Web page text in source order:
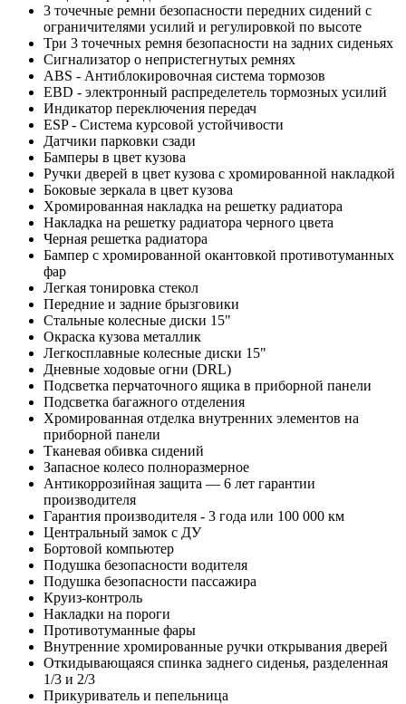
3 точечные ремни безопасности передних сидений с
ограничителями усилий и регулировкой по высоте
Три 3 точечных ремня безопасности на задних сиденьях
Сигнализатор о непристегнутых ремнях
ABS - Антиблокировочная система тормозов
EBD - электронный распределетель тормозных усилий
Индикатор переключения передач
ESP - Система курсовой устойчивости
Датчики парковки сзади
Бамперы в цвет кузова
Ручки дверей в цвет кузова с хромированной накладкой
Боковые зеркала в цвет кузова
Хромированная накладка на решетку радиатора
Накладка на решетку радиатора черного цвета
Черная решетка радиатора
Бампер с хромированной окантовкой противотуманных
фар
Легкая тонировка стекол
Передние и задние брызговики
Стальные колесные диски 15"
Окраска кузова металлик
Легкосплавные колесные диски 15"
Дневные ходовые огни (DRL)
Подсветка перчаточного ящика в приборной панели
Подсветка багажного отделения
Хромированная отделка внутренних элементов на
приборной панели
Тканевая обивка сидений
Запасное колесо полноразмерное
Антикоррозийная защита — 6 лет гарантии
производителя
Гарантия производителя - 3 года или 100 000 км
Центральный замок с ДУ
Бортовой компьютер
Подушка безопасности водителя
Подушка безопасности пассажира
Круиз-контроль
Накладки на пороги
Противотуманные фары
Внутренние хромированные ручки открывания дверей
Откидывающаяся спинка заднего сиденья, разделенная
1/3 и 2/3
Прикуриватель и пепельница